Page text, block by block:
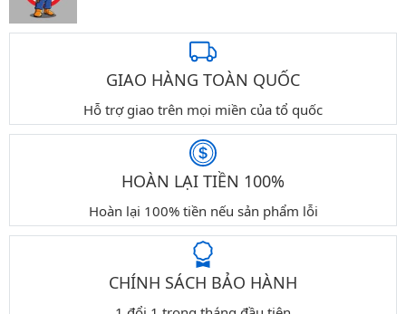
GIAO HÀNG TOÀN QUỐC
Hỗ trợ giao trên mọi miền của tổ quốc
HOÀN LẠI TIỀN 100%
Hoàn lại 100% tiền nếu sản phẩm lỗi
CHÍNH SÁCH BẢO HÀNH